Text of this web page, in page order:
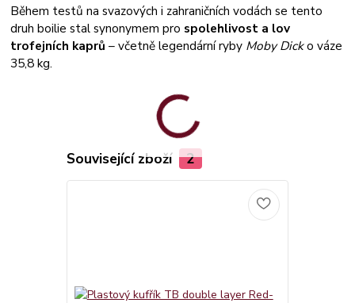
Během testů na svazových i zahraničních vodách se tento
druh boilie stal synonymem pro spolehlivost a lov
trofejních kaprů – včetně legendární ryby Moby Dicko váze
35,8 kg.
Související zboží 2